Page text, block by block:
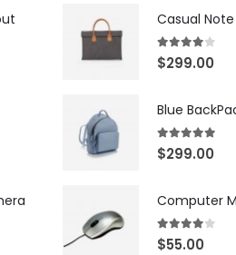
Casual Note
4.00out of
$299.00
Blue
5.00out of
$299.00
Computer
4.00 out of
$55.00